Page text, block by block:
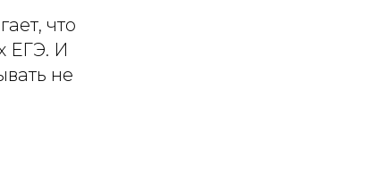
что
ЕГЭ. И
не